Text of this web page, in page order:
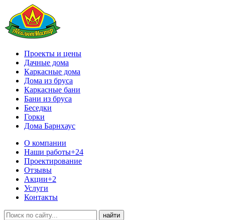
Проекты и цены
Дачные дома
Каркасные дома
Дома из бруса
Каркасные бани
Бани из бруса
Беседки
Горки
Дома Барнхаус
О компании
Наши работы+24
Проектирование
Отзывы
Акции+2
Услуги
Контакты